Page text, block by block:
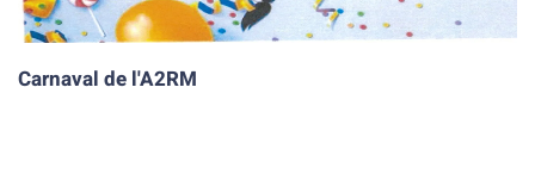
Carnaval de l'A2RM